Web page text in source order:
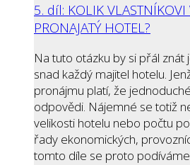
5. díl: KOLIK VLASTNÍKOVI
PRONAJATÝ HOTEL?
Na tuto otázku by si přál
snad každý majitel hotelu.
pronájmu platí, že
odpovědi. Nájemné se totiž
velikosti hotelu nebo počtu
řady ekonomických,
tomto díle se proto